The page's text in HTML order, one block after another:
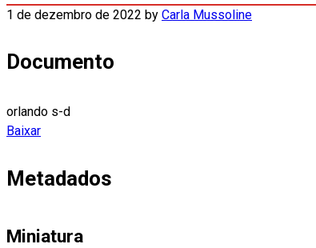
1 de dezembro de 2022 by Carla Mussoline
Documento
orlando s-d
Baixar
Metadados
Miniatura